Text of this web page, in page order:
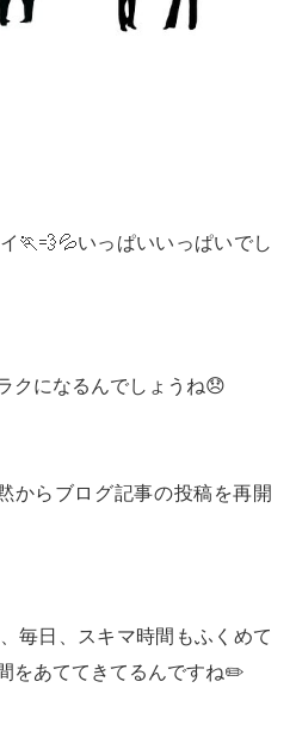
🏃💨💦いっぱいいっぱいでし
クになるんでしょうね😞
からブログ記事の投稿を再開
毎日、スキマ時間もふくめて
をあててきてるんですね✏️